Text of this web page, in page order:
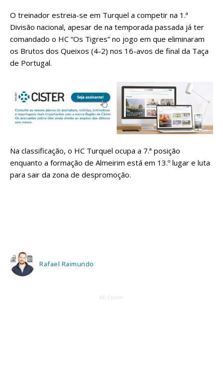
O treinador estreia-se em Turquel a competir na 1.ª
Divisão nacional, apesar de na temporada passada já ter
comandado o HC “Os Tigres” no jogo em que eliminaram
os Brutos dos Queixos (4-2) nos 16-avos de final da Taça
de Portugal.
Na classificação, o HC Turquel ocupa a 7.ª posição
enquanto a formação de Almeirim está em 13.º lugar e luta
para sair da zona de despromoção.
Rafael Raimundo
AD Footer